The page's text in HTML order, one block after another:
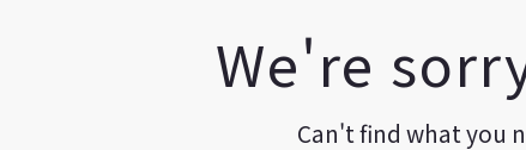
We're
Can't find what you